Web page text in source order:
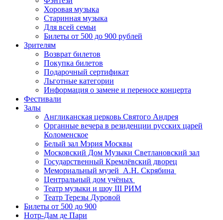
Хоровая музыка
Старинная музыка
Для всей семьи
Билеты от 500 до 900 рублей
Зрителям
Возврат билетов
Покупка билетов
Подарочный сертификат
Льготные категории
Информация о замене и переносе концерта
Фестивали
Залы
Англиканская церковь Святого Андрея
Органные вечера в резиденции русских царей
Коломенское
Белый зал Мэрия Москвы
Московский Дом Музыки Светлановский зал
Государственный Кремлёвский дворец
Мемориальный музей А.Н. Скрябина
Центральный дом учёных
Театр музыки и шоу III РИМ
Театр Терезы Дуровой
Билеты от 500 до 900
Нотр-Дам де Пари